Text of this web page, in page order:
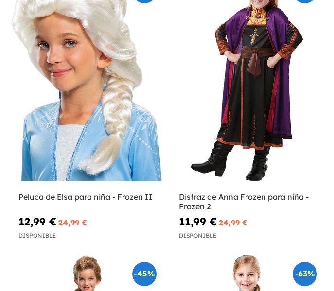
Peluca de Elsa para niña - Frozen II
12,99 € 24,99 €
DISPONIBLE
Disfraz de Anna Frozen para niña -
Frozen 2
11,99 € 24,99 €
DISPONIBLE
-45% -63%